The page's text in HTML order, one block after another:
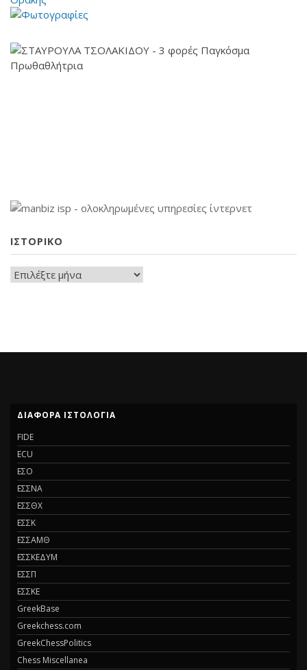
ΙΣΤΟΡΙΚΌ
ΔΙΆΦΟΡΑ ΙΣΤΟΛΌΓΙΑ
FIDE
ECU
ΕΣΟ
ΕΣΣΝΑ
ΕΣΣΘΧ
ΕΣΣΚ
ΕΣΣΑΜΘ
ΕΣΣΚΕΔΥΜ
ΕΣΣΠ
ΕΣΣΚΕ
GreekBase
Greekchess.com
GreekChessPolitics
Chess Miscellanea